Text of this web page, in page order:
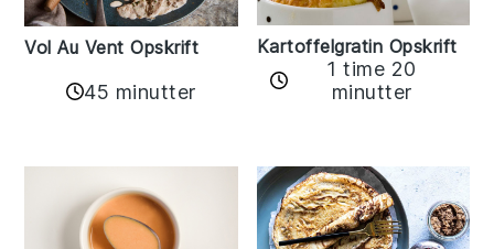
Vol Au Vent Opskrift
45 minutter
Kartoffelgratin Opskrift
1 time 20
minutter